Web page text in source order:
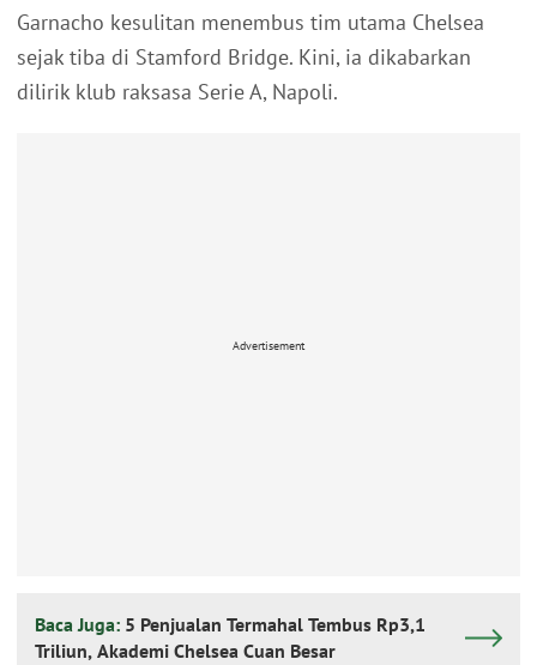
Garnacho kesulitan menembus tim utama Chelsea
sejak tiba di Stamford Bridge. Kini, ia dikabarkan
dilirik klub raksasa Serie A, Napoli.
Advertisement
Baca Juga: 5 Penjualan Termahal Tembus Rp3,1
Triliun, Akademi Chelsea Cuan Besar